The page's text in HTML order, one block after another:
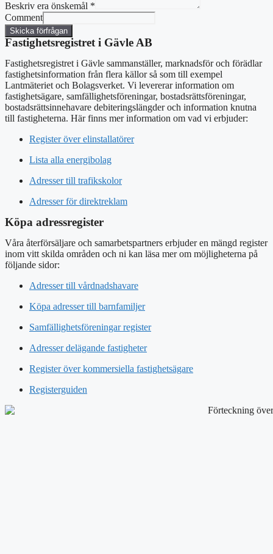
Beskriv era önskemål *
Comment
Skicka förfrågan
Fastighetsregistret i Gävle AB
Fastighetsregistret i Gävle sammanställer, marknadsför och förädlar
fastighetsinformation från flera källor så som till exempel
Lantmäteriet och Bolagsverket. Vi levererar information om
fastighetsägare, samfällighetsföreningar, bostadsrättsföreningar,
bostadsrättsinnehavare debiteringslängder och information knutna
till fastigheterna. Här finns mer information om vad vi erbjuder:
Register över elinstallatörer
Lista alla energibolag
Adresser till trafikskolor
Adresser för direktreklam
Köpa adressregister
Våra återförsäljare och samarbetspartners erbjuder en mängd register
inom vitt skilda områden och ni kan läsa mer om möjligheterna på
följande sidor:
Adresser till vårdnadshavare
Köpa adresser till barnfamiljer
Samfällighetsföreningar register
Adresser delägande fastigheter
Register över kommersiella fastighetsägare
Registerguiden